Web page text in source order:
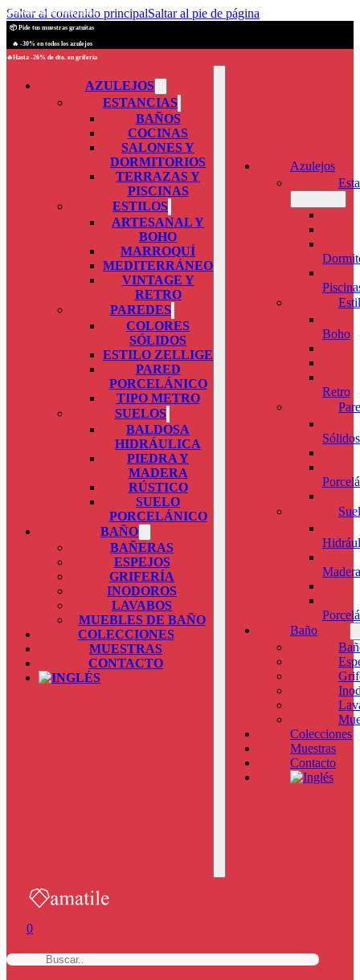
Saltar al contenido principalSaltar al pie de página
🚚 Envios seguros a toda España
📦 Pide tus muestras gratuitas
🔥 -30% en todos los azulejos
🔥Hasta -26% de dto. en grifería
AZULEJOS
ESTANCIAS
BAÑOS
COCINAS
SALONES Y
DORMITORIOS
TERRAZAS Y
PISCINAS
ESTILOS
ARTESANAL Y
BOHO
MARROQUÍ
MEDITERRÁNEO
VINTAGE Y
RETRO
PAREDES
COLORES
SÓLIDOS
ESTILO ZELLIGE
PARED
PORCELÁNICO
TIPO METRO
SUELOS
BALDOSA
HIDRÁULICA
PIEDRA Y
MADERA
RÚSTICO
SUELO
PORCELÁNICO
BAÑO
BAÑERAS
ESPEJOS
GRIFERÍA
INODOROS
LAVABOS
MUEBLES DE BAÑO
COLECCIONES
MUESTRAS
CONTACTO
Azulejos
Boho
Retro
Sólidos
Madera
Baño
Colecciones
Muestras
Contacto
0
b